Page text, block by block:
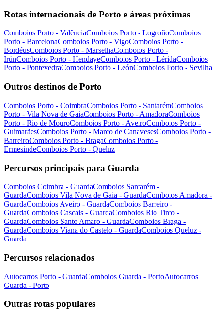
Rotas internacionais de Porto e áreas próximas
Comboios Porto - ValênciaComboios Porto - LogroñoComboios
Porto - BarcelonaComboios Porto - VigoComboios Porto -
BordéusComboios Porto - MarselhaComboios Porto -
IrúnComboios Porto - HendayeComboios Porto - LéridaComboios
Porto - PontevedraComboios Porto - LeónComboios Porto - Sevilha
Outros destinos de Porto
Comboios Porto - CoimbraComboios Porto - SantarémComboios
Porto - Vila Nova de GaiaComboios Porto - AmadoraComboios
Porto - Rio de MouroComboios Porto - AveiroComboios Porto -
GuimarãesComboios Porto - Marco de CanavesesComboios Porto -
BarreiroComboios Porto - BragaComboios Porto -
ErmesindeComboios Porto - Queluz
Percursos principais para Guarda
Comboios Coimbra - GuardaComboios Santarém -
GuardaComboios Vila Nova de Gaia - GuardaComboios Amadora -
GuardaComboios Aveiro - GuardaComboios Barreiro -
GuardaComboios Cascais - GuardaComboios Rio Tinto -
GuardaComboios Santo Amaro - GuardaComboios Braga -
GuardaComboios Viana do Castelo - GuardaComboios Queluz -
Guarda
Percursos relacionados
Autocarros Porto - GuardaComboios Guarda - PortoAutocarros
Guarda - Porto
Outras rotas populares